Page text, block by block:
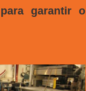
garantir o